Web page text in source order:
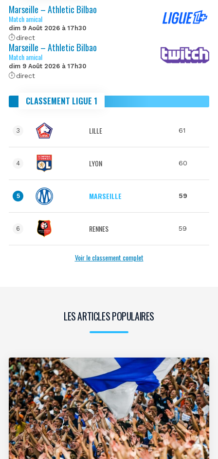
Marseille – Athletic Bilbao
Match amical
dim 9 Août 2026 à 17h30
direct
Marseille – Athletic Bilbao
Match amical
dim 9 Août 2026 à 17h30
direct
CLASSEMENT LIGUE 1
3 LILLE 61
4 LYON 60
5 MARSEILLE 59
6 RENNES 59
Voir le classement complet
LES ARTICLES POPULAIRES